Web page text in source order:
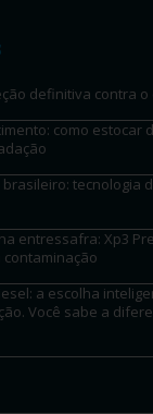
definitiva contra
como estocar
tecnologia
entressafra: Xp3
a escolha
Você sabe a